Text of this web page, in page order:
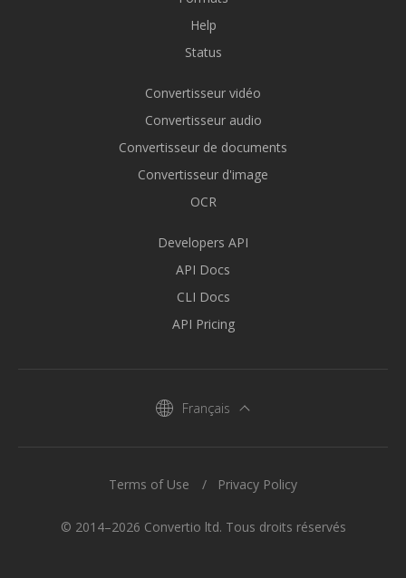
Help
Status
Convertisseur vidéo
Convertisseur audio
Convertisseur de documents
Convertisseur d'image
OCR
Developers API
API Docs
CLI Docs
API Pricing
Français
© 2014–2026 Convertio ltd. Tous droits réservés
Terms of Use Privacy Policy